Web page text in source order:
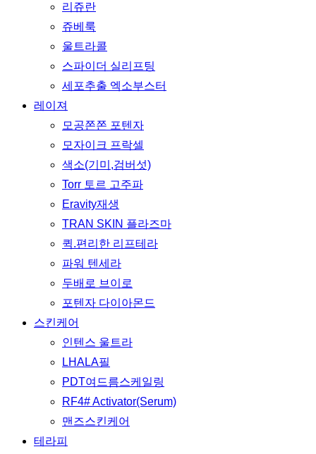
리쥬란
쥬베룩
울트라콜
스파이더 실리프팅
세포추출 엑소부스터
레이져
모공쫀쫀 포텐자
모자이크 프락셀
색소(기미,검버섯)
Torr 토르 고주파
Eravity재생
TRAN SKIN 플라즈마
퀵.편리한 리프테라
파워 텐세라
두배로 브이로
포텐자 다이아몬드
스킨케어
인텐스 울트라
LHALA필
PDT여드름스케일링
RF4# Activator(Serum)
맨즈스킨케어
테라피